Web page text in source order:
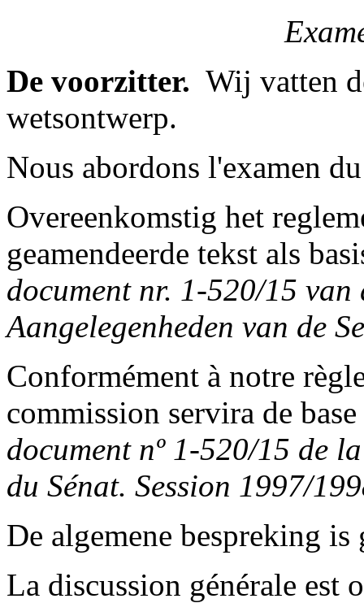
De voorzitter.
Wij vatten
wetsontwerp.
Nous abordons l'examen
Overeenkomstig het
geamendeerde tekst als
document nr. 1-520/15 van
Aangelegenheden van de
Conformément à notre
commission servira de
document nº 1-520/15 de
du Sénat. Session 1997/
De algemene bespreking is
La discussion générale est